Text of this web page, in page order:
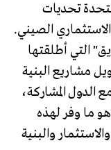
تحديات
الصيني.
التي أطلقتها
مشاريع البنية
الدول المشاركة،
ما وفر لهذه
والبنية